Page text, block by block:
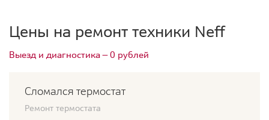
Цены на ремонт техники Neff
Выезд и диагностика — 0 рублей
Сломался термостат
Ремонт термостата